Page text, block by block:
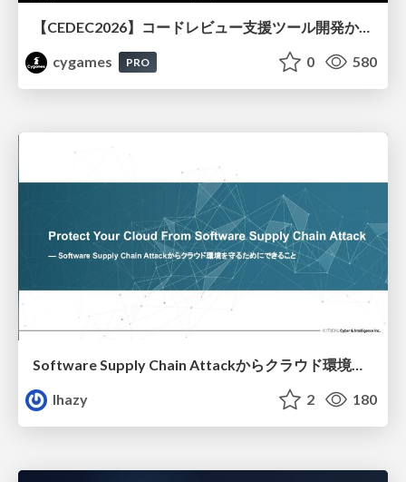
【CEDEC2026】コードレビュー支援ツール開発から学ぶ：LLMを用いた業務システムの実践的な運用設計と誤出力対策
cygames
PRO 0 580
Software Supply Chain Attackからクラウド環境を守るためにできること
lhazy
2 180